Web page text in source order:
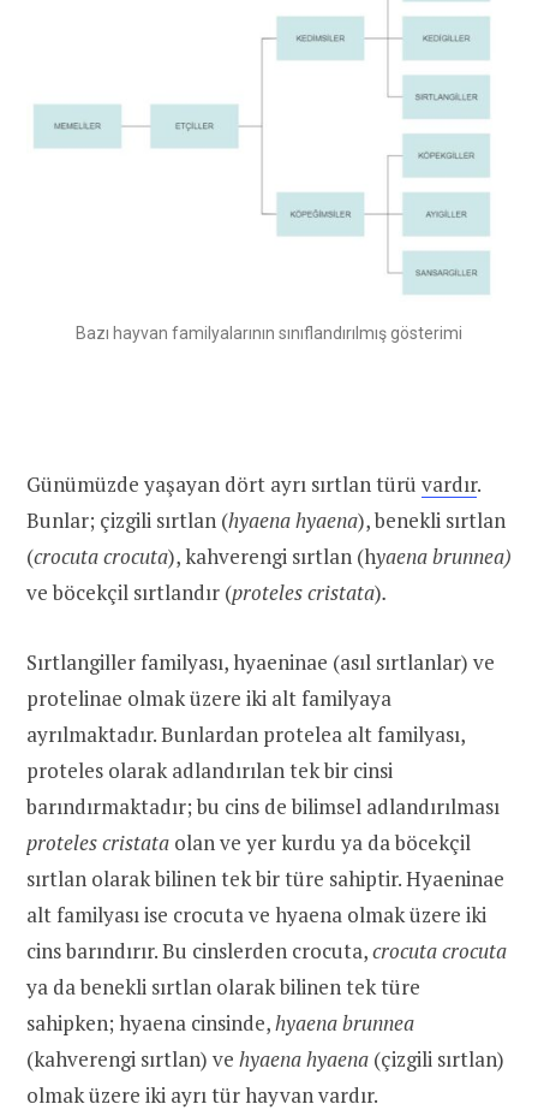
Bazı hayvan familyalarının sınıflandırılmış gösterimi
Günümüzde yaşayan dört ayrı sırtlan türü vardır.
Bunlar; çizgili sırtlan (hyaenahyaena), benekli sırtlan
(crocuta crocuta), kahverengi sırtlan (hyaena brunnea)
ve böcekçil sırtlandır (proteles cristata).
Sırtlangiller familyası, hyaeninae (asıl sırtlanlar) ve
protelinae olmak üzere iki alt familyaya
ayrılmaktadır. Bunlardan protelea alt familyası,
proteles olarak adlandırılan tek bir cinsi
barındırmaktadır; bu cins de bilimsel adlandırılması
proteles cristata olan ve yer kurdu ya da böcekçil
sırtlan olarak bilinen tek bir türe sahiptir. Hyaeninae
alt familyası ise crocuta ve hyaena olmak üzere iki
cins barındırır. Bu cinslerden crocuta,crocuta crocuta
ya da benekli sırtlan olarak bilinen tek türe
sahipken; hyaena cinsinde,hyaena brunnea
(kahverengi sırtlan) ve hyaena hyaena (çizgili sırtlan)
olmak üzere iki ayrı tür hayvan vardır.